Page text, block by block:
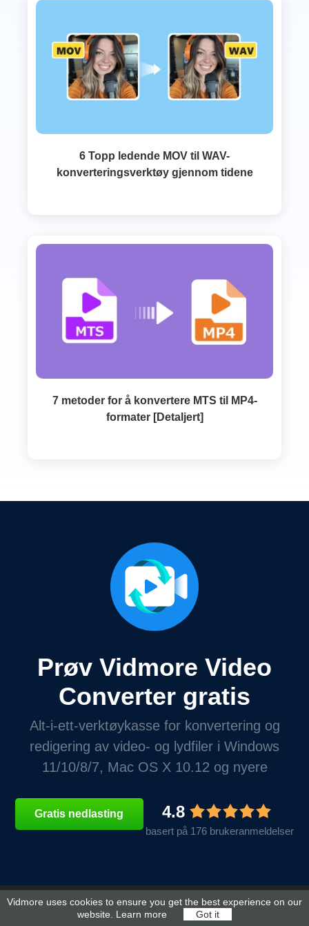
6 Topp ledende MOV til WAV-
konverteringsverktøy gjennom tidene
7 metoder for å konvertere MTS til MP4-
formater [Detaljert]
Prøv Vidmore Video
Converter gratis
Alt-i-ett-verktøykasse for konvertering og
redigering av video- og lydfiler i Windows
11/10/8/7, Mac OS X 10.12 og nyere
Gratis nedlasting 4.8
basert på 176 brukeranmeldelser
Vidmore uses cookies to ensure you get the best experience on our
website. Learn more Got it